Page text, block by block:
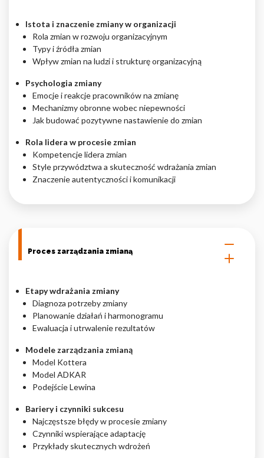
Istota i znaczenie zmiany w organizacji
Rola zmian w rozwoju organizacyjnym
Typy i źródła zmian
Wpływ zmian na ludzi i strukturę organizacyjną
Psychologia zmiany
Emocje i reakcje pracowników na zmianę
Mechanizmy obronne wobec niepewności
Jak budować pozytywne nastawienie do zmian
Rola lidera w procesie zmian
Kompetencje lidera zmian
Style przywództwa a skuteczność wdrażania zmian
Znaczenie autentyczności i komunikacji
Proces zarządzania zmianą
Etapy wdrażania zmiany
Diagnoza potrzeby zmiany
Planowanie działań i harmonogramu
Ewaluacja i utrwalenie rezultatów
Modele zarządzania zmianą
Model Kottera
Model ADKAR
Podejście Lewina
Bariery i czynniki sukcesu
Najczęstsze błędy w procesie zmiany
Czynniki wspierające adaptację
Przykłady skutecznych wdrożeń
klasyfikowania, wraz z dostawcami poszczególnych ciasteczek.
Odrzuć
Zapisz moje preferencje
Akceptuj wszystko